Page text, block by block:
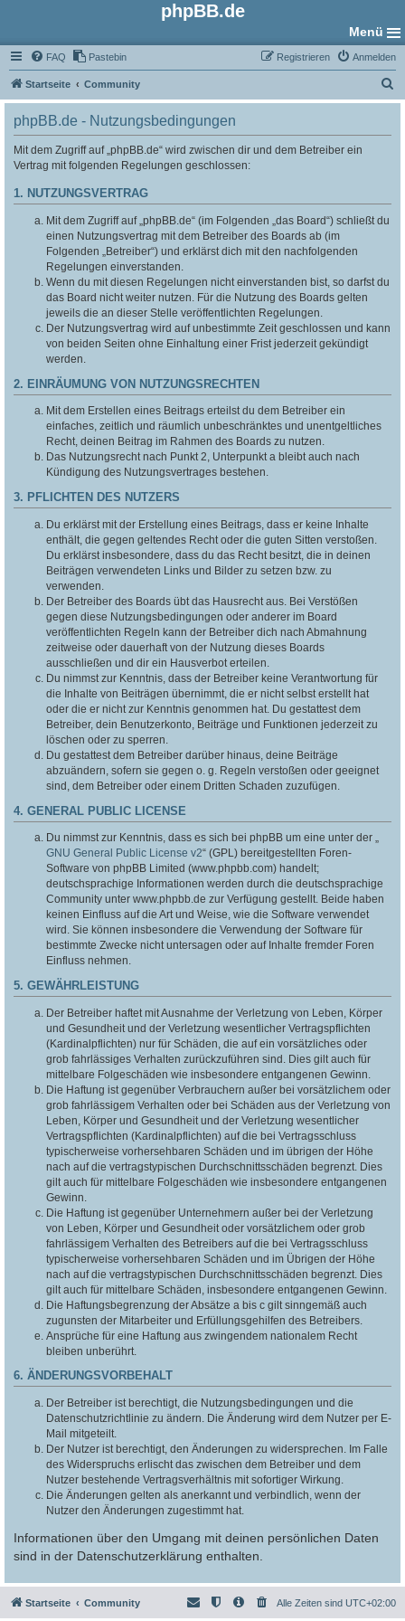
phpBB.de
Menü
FAQ Pastebin Anmelden
Registrieren
Startseite Community
u
phpBB.de - Nutzungsbedingungen
Mit dem Zugriff auf „phpBB.de“ wird zwischen dir und dem Betreiber ein
Vertrag mit folgenden Regelungen geschlossen:
1. NUTZUNGSVERTRAG
Mit dem Zugriff auf „phpBB.de“ (im Folgenden „das Board“) schließt du
einen Nutzungsvertrag mit dem Betreiber des Boards ab (im
Folgenden „Betreiber“) und erklärst dich mit den nachfolgenden
Regelungen einverstanden.
Wenn du mit diesen Regelungen nicht einverstanden bist, so darfst du
das Board nicht weiter nutzen. Für die Nutzung des Boards gelten
jeweils die an dieser Stelle veröffentlichten Regelungen.
Der Nutzungsvertrag wird auf unbestimmte Zeit geschlossen und kann
von beiden Seiten ohne Einhaltung einer Frist jederzeit gekündigt
werden.
2. EINRÄUMUNG VON NUTZUNGSRECHTEN
Mit dem Erstellen eines Beitrags erteilst du dem Betreiber ein
einfaches, zeitlich und räumlich unbeschränktes und unentgeltliches
Recht, deinen Beitrag im Rahmen des Boards zu nutzen.
Das Nutzungsrecht nach Punkt 2, Unterpunkt a bleibt auch nach
Kündigung des Nutzungsvertrages bestehen.
3. PFLICHTEN DES NUTZERS
Du erklärst mit der Erstellung eines Beitrags, dass er keine Inhalte
enthält, die gegen geltendes Recht oder die guten Sitten verstoßen.
Du erklärst insbesondere, dass du das Recht besitzt, die in deinen
Beiträgen verwendeten Links und Bilder zu setzen bzw. zu
verwenden.
Der Betreiber des Boards übt das Hausrecht aus. Bei Verstößen
gegen diese Nutzungsbedingungen oder anderer im Board
veröffentlichten Regeln kann der Betreiber dich nach Abmahnung
zeitweise oder dauerhaft von der Nutzung dieses Boards
ausschließen und dir ein Hausverbot erteilen.
Du nimmst zur Kenntnis, dass der Betreiber keine Verantwortung für
die Inhalte von Beiträgen übernimmt, die er nicht selbst erstellt hat
oder die er nicht zur Kenntnis genommen hat. Du gestattest dem
Betreiber, dein Benutzerkonto, Beiträge und Funktionen jederzeit zu
löschen oder zu sperren.
Du gestattest dem Betreiber darüber hinaus, deine Beiträge
abzuändern, sofern sie gegen o. g. Regeln verstoßen oder geeignet
sind, dem Betreiber oder einem Dritten Schaden zuzufügen.
4. GENERAL PUBLIC LICENSE
Du nimmst zur Kenntnis, dass es sich bei phpBB um eine unter der „
GNU General Public License v2“ (GPL) bereitgestellten Foren-
Software von phpBB Limited (www.phpbb.com) handelt;
deutschsprachige Informationen werden durch die deutschsprachige
Community unter www.phpbb.de zur Verfügung gestellt. Beide haben
keinen Einfluss auf die Art und Weise, wie die Software verwendet
wird. Sie können insbesondere die Verwendung der Software für
bestimmte Zwecke nicht untersagen oder auf Inhalte fremder Foren
Einfluss nehmen.
5. GEWÄHRLEISTUNG
Der Betreiber haftet mit Ausnahme der Verletzung von Leben, Körper
und Gesundheit und der Verletzung wesentlicher Vertragspflichten
(Kardinalpflichten) nur für Schäden, die auf ein vorsätzliches oder
grob fahrlässiges Verhalten zurückzuführen sind. Dies gilt auch für
mittelbare Folgeschäden wie insbesondere entgangenen Gewinn.
Die Haftung ist gegenüber Verbrauchern außer bei vorsätzlichem oder
grob fahrlässigem Verhalten oder bei Schäden aus der Verletzung von
Leben, Körper und Gesundheit und der Verletzung wesentlicher
Vertragspflichten (Kardinalpflichten) auf die bei Vertragsschluss
typischerweise vorhersehbaren Schäden und im übrigen der Höhe
nach auf die vertragstypischen Durchschnittsschäden begrenzt. Dies
gilt auch für mittelbare Folgeschäden wie insbesondere entgangenen
Gewinn.
Die Haftung ist gegenüber Unternehmern außer bei der Verletzung
von Leben, Körper und Gesundheit oder vorsätzlichem oder grob
fahrlässigem Verhalten des Betreibers auf die bei Vertragsschluss
typischerweise vorhersehbaren Schäden und im Übrigen der Höhe
nach auf die vertragstypischen Durchschnittsschäden begrenzt. Dies
gilt auch für mittelbare Schäden, insbesondere entgangenen Gewinn.
Die Haftungsbegrenzung der Absätze a bis c gilt sinngemäß auch
zugunsten der Mitarbeiter und Erfüllungsgehilfen des Betreibers.
Ansprüche für eine Haftung aus zwingendem nationalem Recht
bleiben unberührt.
6. ÄNDERUNGSVORBEHALT
Der Betreiber ist berechtigt, die Nutzungsbedingungen und die
Datenschutzrichtlinie zu ändern. Die Änderung wird dem Nutzer per E-
Mail mitgeteilt.
Der Nutzer ist berechtigt, den Änderungen zu widersprechen. Im Falle
des Widerspruchs erlischt das zwischen dem Betreiber und dem
Nutzer bestehende Vertragsverhältnis mit sofortiger Wirkung.
Die Änderungen gelten als anerkannt und verbindlich, wenn der
Nutzer den Änderungen zugestimmt hat.
Informationen über den Umgang mit deinen persönlichen Daten
sind in der Datenschutzerklärung enthalten.
Startseite Community Alle Zeiten sind UTC+02:00